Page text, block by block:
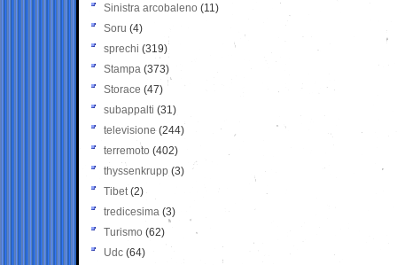
Sinistra arcobaleno (11)
Soru (4)
sprechi (319)
Stampa (373)
Storace (47)
subappalti (31)
televisione(244)
terremoto (402)
thyssenkrupp (3)
Tibet(2)
tredicesima (3)
Turismo (62)
Udc (64)